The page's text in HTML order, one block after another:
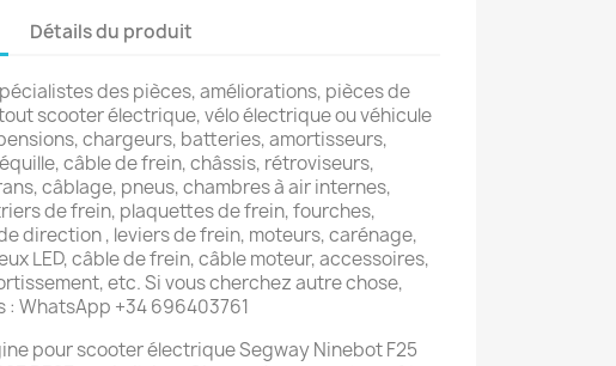
Détails du produit
des pièces, améliorations, pièces de
scooter électrique, vélo électrique ou véhicule
chargeurs, batteries, amortisseurs,
câble de frein, châssis, rétroviseurs,
câblage, pneus, chambres à air internes,
de frein, plaquettes de frein, fourches,
direction , leviers de frein, moteurs, carénage,
LED, câble de frein, câble moteur, accessoires,
etc. Si vous cherchez autre chose,
WhatsApp +34 696403761
pour scooter électrique Segway Ninebot F25